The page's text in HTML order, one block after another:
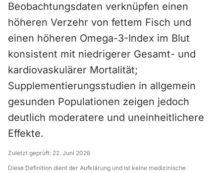
Beobachtungsdaten verknüpfen einen
höheren Verzehr von fettem Fisch und
einen höheren Omega-3-Index im Blut
konsistent mit niedrigerer Gesamt- und
kardiovaskulärer Mortalität;
Supplementierungsstudien in allgemein
gesunden Populationen zeigen jedoch
deutlich moderatere und uneinheitlichere
Effekte.
Zuletzt geprüft: 22. Juni 2026
Diese Definition dient der Aufklärung und ist keine medizinische